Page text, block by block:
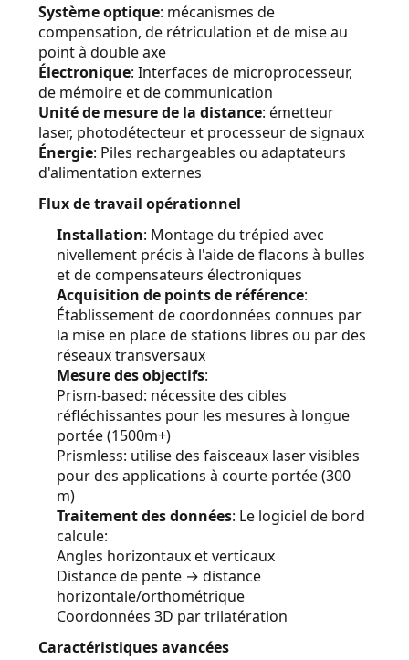
Système optique: mécanismes de
compensation, de rétriculation et de mise au
point à double axe
Électronique: Interfaces de microprocesseur,
de mémoire et de communication
Unité de mesure de la distance: émetteur
laser, photodétecteur et processeur de signaux
Énergie: Piles rechargeables ou adaptateurs
d'alimentation externes
Flux de travail opérationnel
Installation: Montage du trépied avec
nivellement précis à l'aide de flacons à bulles
et de compensateurs électroniques
Acquisition de points de référence:
Établissement de coordonnées connues par
la mise en place de stations libres ou par des
réseaux transversaux
Mesure des objectifs:
Prism-based: nécessite des cibles
réfléchissantes pour les mesures à longue
portée (1500m+)
Prismless: utilise des faisceaux laser visibles
pour des applications à courte portée (300
m)
Traitement des données: Le logiciel de bord
calcule:
Angles horizontaux et verticaux
Distance de pente → distance
horizontale/orthométrique
Coordonnées 3D par trilatération
Caractéristiques avancées